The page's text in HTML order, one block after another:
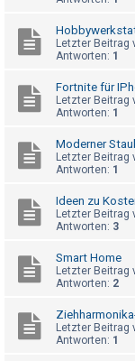
e
r
U
b
e
t
w
o
Letzter Beitrag
Antworten: 1
Fortnite für
Letzter Beitrag
Antworten: 1
Moderner
Letzter Beitrag
Antworten: 1
Ideen zu
Letzter Beitrag
Antworten: 3
Smart Home
Letzter Beitrag
Antworten: 2
Letzter Beitrag
Antworten: 1